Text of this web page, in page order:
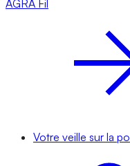
AGRA Fil
Votre veille sur la